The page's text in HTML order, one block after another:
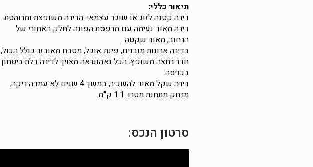
תיאור כללי:
דירה קטנה לזוג או שוכר עצמאי. הדירה משופצת ומרוהטת.
דירה מאוד נעימה עם מרפסת הפונה לחלק האחורי של
הרחוב, מאוד שקטה.
בדירה ארונות מובנים, פינת אוכל, מטבח מאובזר כולל הכול,
חדר רחצה משופץ. הכל נאהונראה מצוין. לדירה דלת ביטחון
בכניסה.
דירה שקל מאוד להשכיר, במשך 4 שנים לא עמדה ריקה.
מרחק מתחנת מטרו: 1.1 ק"מ.
סרטון הנכס: